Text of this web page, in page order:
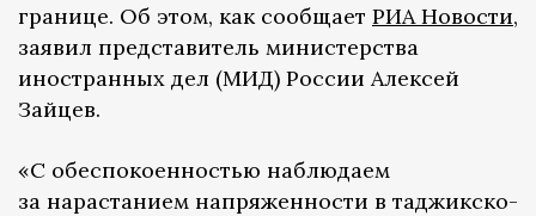
границе. Об этом, как сообщает РИА Новости,
заявил представитель министерства
иностранных дел (МИД) России Алексей
Зайцев.
«С обеспокоенностью наблюдаем
за нарастанием напряженности в таджикско-